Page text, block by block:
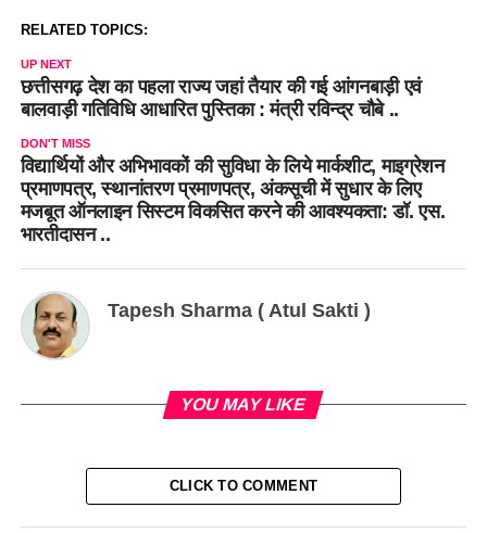
RELATED TOPICS:
UP NEXT
छत्तीसगढ़ देश का पहला राज्य जहां तैयार की गई आंगनबाड़ी एवं
बालवाड़ी गतिविधि आधारित पुस्तिका : मंत्री रविन्द्र चौबे ..
DON'T MISS
विद्यार्थियों और अभिभावकों की सुविधा के लिये मार्कशीट, माइग्रेशन
प्रमाणपत्र, स्थानांतरण प्रमाणपत्र, अंकसूची में सुधार के लिए
मजबूत ऑनलाइन सिस्टम विकसित करने की आवश्यकता: डॉ. एस.
भारतीदासन ..
Tapesh Sharma ( Atul Sakti )
YOU MAY LIKE
CLICK TO COMMENT